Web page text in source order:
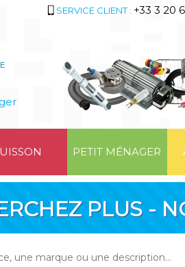
SERVICE CLIENT : +33 3 20
PETIT MÉNAGER
PLUS -